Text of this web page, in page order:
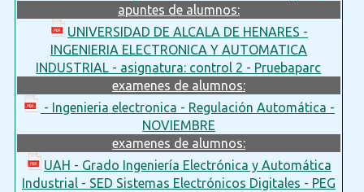
apuntes de alumnos:
UNIVERSIDAD DE ALCALA DE HENARES -
INGENIERIA ELECTRONICA Y AUTOMATICA
INDUSTRIAL - asignatura: control 2 - Pruebaparc
examenes de alumnos:
- Ingenieria electronica - Regulación Automática -
NOVIEMBRE
examenes de alumnos:
UAH - Grado Ingeniería Electrónica y Automática
Industrial - SED Sistemas Electrónicos Digitales - PEG